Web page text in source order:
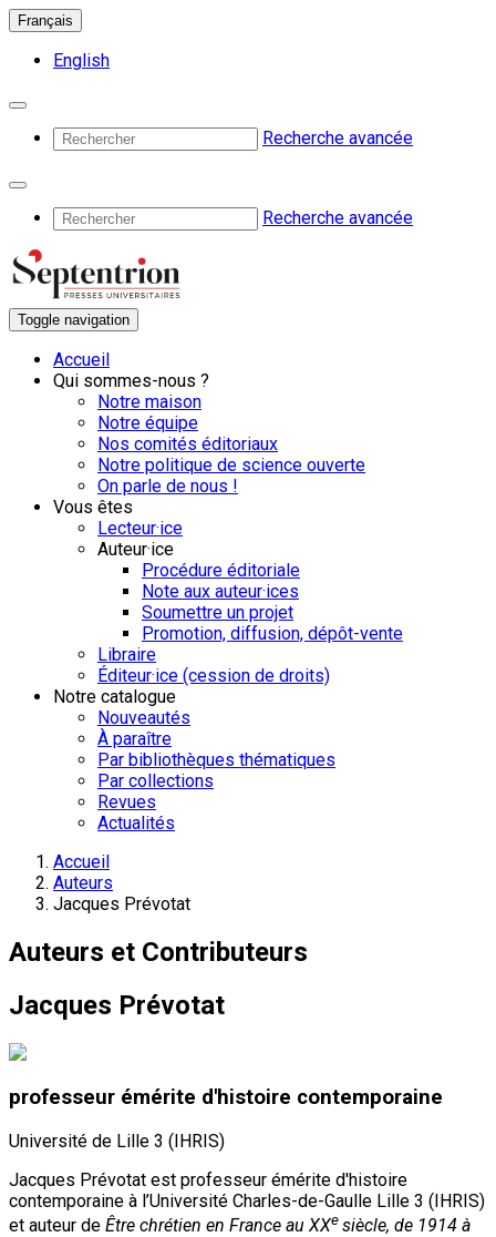
Français
English
Recherche avancée
Recherche avancée
Toggle navigation
Accueil
Qui sommes-nous ?
Notre maison
Notre équipe
Nos comités éditoriaux
Notre politique de science ouverte
On parle de nous !
Vous êtes
Lecteur·ice
Auteur·ice
Procédure éditoriale
Note aux auteur·ices
Soumettre un projet
Promotion, diffusion, dépôt-vente
Libraire
Éditeur·ice (cession de droits)
Notre catalogue
Nouveautés
À paraître
Par bibliothèques thématiques
Par collections
Revues
Actualités
Accueil
Auteurs
Jacques Prévotat
Auteurs et Contributeurs
Jacques Prévotat
professeur émérite d'histoire contemporaine
Université de Lille 3 (IHRIS)
Jacques Prévotat est professeur émérite d'histoire
contemporaine à l’Université Charles-de-Gaulle Lille 3 (IHRIS)
et auteur de Être chrétien en France au XXe siècle, de 1914 à